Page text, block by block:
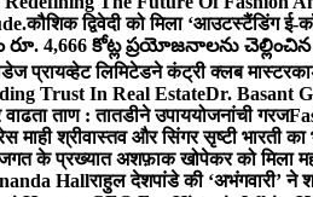
कौशिक द्विवेदी को मिला ‘आउटस्टैंडिंग
4,666 కోట్ల ప్రయోజనాలను
प्रायव्हेट लिमिटेडने कंट्री क्लब
Trust In Real EstateDr. Basant
वाढता ताण : तातडीने उपाययोजनांची गरज
माही श्रीवास्तव और सिंगर सृष्टी भारती
के प्रख्यात अशफ़ाक खोपेकर को मिला
Hallराहुल देशपांडे की ‘अभंगवारी’ ने